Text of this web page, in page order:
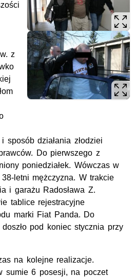
z
sposób działania złodziei
Do pierwszego z
poniedziałek. Wówczas w
letni mężczyzna. W trakcie
i garażu Radosława Z.
tablice rejestracyjne
marki Fiat Panda. Do
pod koniec stycznia przy
na kolejne realizacje.
sumie 6 posesji, na poczet